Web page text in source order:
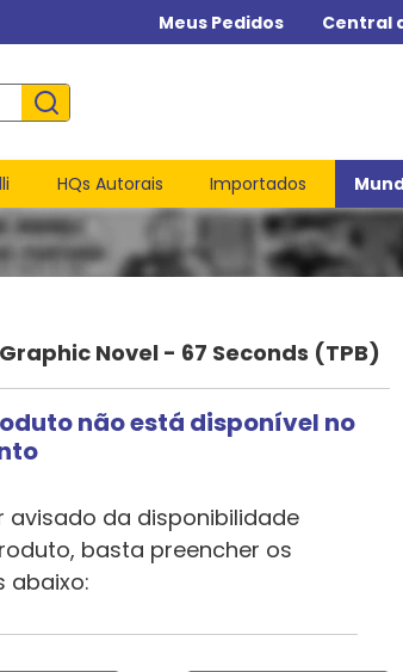
Meus Pedidos Central
HQs Autorais Importados
Novel - 67 Seconds (TPB)
não está disponível no
avisado da disponibilidade
basta preencher os
abaixo: